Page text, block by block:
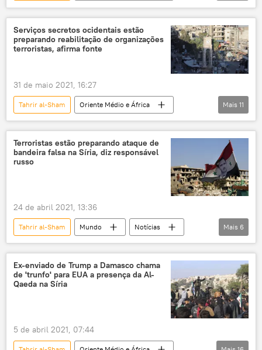
Mundo
Notícias
Al-Qaeda
Idlib
John Kirby
SITE Intelligence Group
Turquia
Serviços secretos ocidentais estão
preparando reabilitação de organizações
terroristas, afirma fonte
31 de maio 2021, 16:27
Tahrir al-Sham
Oriente Médio e África
Mundo
Notícias Idlib
MI6
Frente al-Nusra
Hayat Tahrir al-Sham
Líbia
Moscou
EUA
Mais 11
Terroristas estão preparando ataque de
bandeira falsa na Síria, diz responsável
russo
24 de abril 2021, 13:36
Tahrir al-Sham Mundo
Notícias
Oriente Médio e África
Centro Russo de Reconciliação
Capacetes Brancos
Hayat Tahrir al-Sham
Mais 6
Ex-enviado de Trump a Damasco chama
de 'trunfo' para EUA a presença da Al-
Qaeda na Síria
5 de abril 2021, 07:44